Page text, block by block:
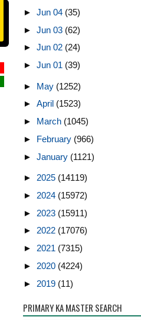
► Jun 04 (35)
► Jun 03 (62)
► Jun 02 (24)
► Jun 01 (39)
► May (1252)
► April (1523)
► March (1045)
► February (966)
► January (1121)
► 2025 (14119)
► 2024 (15972)
► 2023 (15911)
► 2022 (17076)
► 2021 (7315)
► 2020 (4224)
► 2019 (11)
PRIMARY KA MASTER SEARCH